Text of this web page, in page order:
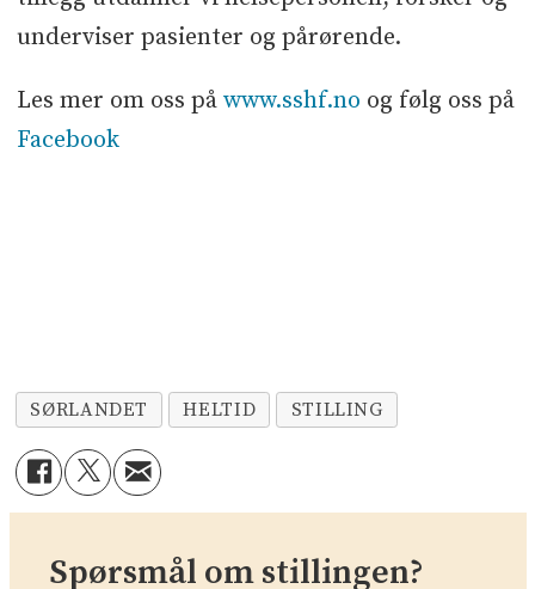
underviser pasienter og pårørende.
Les mer om oss på www.sshf.no og følg oss på
Facebook
SØRLANDET HELTID STILLING
Spørsmål om stillingen?